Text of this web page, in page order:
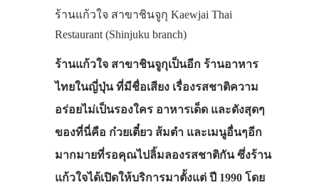
ร้านแก้วใจ สาขาชินจูกุ Kaewjai Thai
Restaurant (Shinjuku branch)
ร้านแก้วใจ สาขาชินจูกุเป็นอีก ร้านอาหาร
ไทยในญี่ปุ่น ที่มีชื่อเสียง เรื่องรสชาติความ
อร่อยไม่เป็นรองใคร อาหารเด็ด และดังสุดๆ
ของที่นี่คือ ก๋วยเตี๋ยว ส้มตำ และเมนูอื่นๆอีก
มากมายที่รอคุณไปลิ้มลองรสชาติกัน ซึ่งร้าน
แก้วใจได้เปิดให้บริการมาตั้งแต่ ปี 1990 โดย
เดินทาง
ทัวร์
ที่พัก
สาระน่ารู้
VIDEO
ภาพประทับใจ